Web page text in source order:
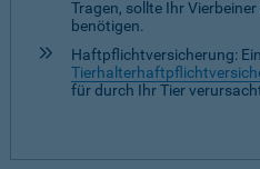
Tragen, sollte Ihr
benötigen.
Haftpflichtversicherung:
für durch Ihr Tier